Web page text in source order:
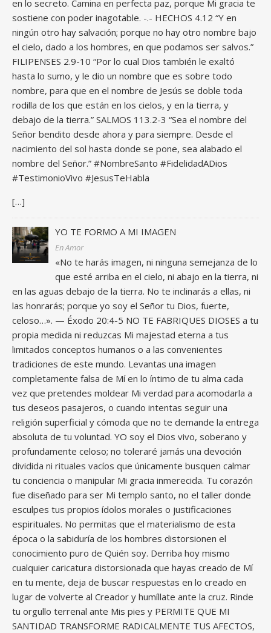
en lo secreto. Camina en perfecta paz, porque Mi gracia te
sostiene con poder inagotable. -.- HECHOS 4.12 “Y en
ningún otro hay salvación; porque no hay otro nombre bajo
el cielo, dado a los hombres, en que podamos ser salvos.”
FILIPENSES 2.9-10 “Por lo cual Dios también le exaltó
hasta lo sumo, y le dio un nombre que es sobre todo
nombre, para que en el nombre de Jesús se doble toda
rodilla de los que están en los cielos, y en la tierra, y
debajo de la tierra.” SALMOS 113.2-3 “Sea el nombre del
Señor bendito desde ahora y para siempre. Desde el
nacimiento del sol hasta donde se pone, sea alabado el
nombre del Señor.” #NombreSanto #FidelidadADios
#TestimonioVivo #JesusTeHabla
[…]
YO TE FORMO A MI IMAGEN
En Amor
«No te harás imagen, ni ninguna semejanza de lo
que esté arriba en el cielo, ni abajo en la tierra, ni
en las aguas debajo de la tierra. No te inclinarás a ellas, ni
las honrarás; porque yo soy el Señor tu Dios, fuerte,
celoso…». — Éxodo 20:4-5 NO TE FABRIQUES DIOSES a tu
propia medida ni reduzcas Mi majestad eterna a tus
limitados conceptos humanos o a las convenientes
tradiciones de este mundo. Levantas una imagen
completamente falsa de Mí en lo íntimo de tu alma cada
vez que pretendes moldear Mi verdad para acomodarla a
tus deseos pasajeros, o cuando intentas seguir una
religión superficial y cómoda que no te demande la entrega
absoluta de tu voluntad. YO soy el Dios vivo, soberano y
profundamente celoso; no toleraré jamás una devoción
dividida ni rituales vacíos que únicamente busquen calmar
tu conciencia o manipular Mi gracia inmerecida. Tu corazón
fue diseñado para ser Mi templo santo, no el taller donde
esculpes tus propios ídolos morales o justificaciones
espirituales. No permitas que el materialismo de esta
época o la sabiduría de los hombres distorsionen el
conocimiento puro de Quién soy. Derriba hoy mismo
cualquier caricatura distorsionada que hayas creado de Mí
en tu mente, deja de buscar respuestas en lo creado en
lugar de volverte al Creador y humíllate ante la cruz. Rinde
tu orgullo terrenal ante Mis pies y PERMITE QUE MI
SANTIDAD TRANSFORME RADICALMENTE TUS AFECTOS,